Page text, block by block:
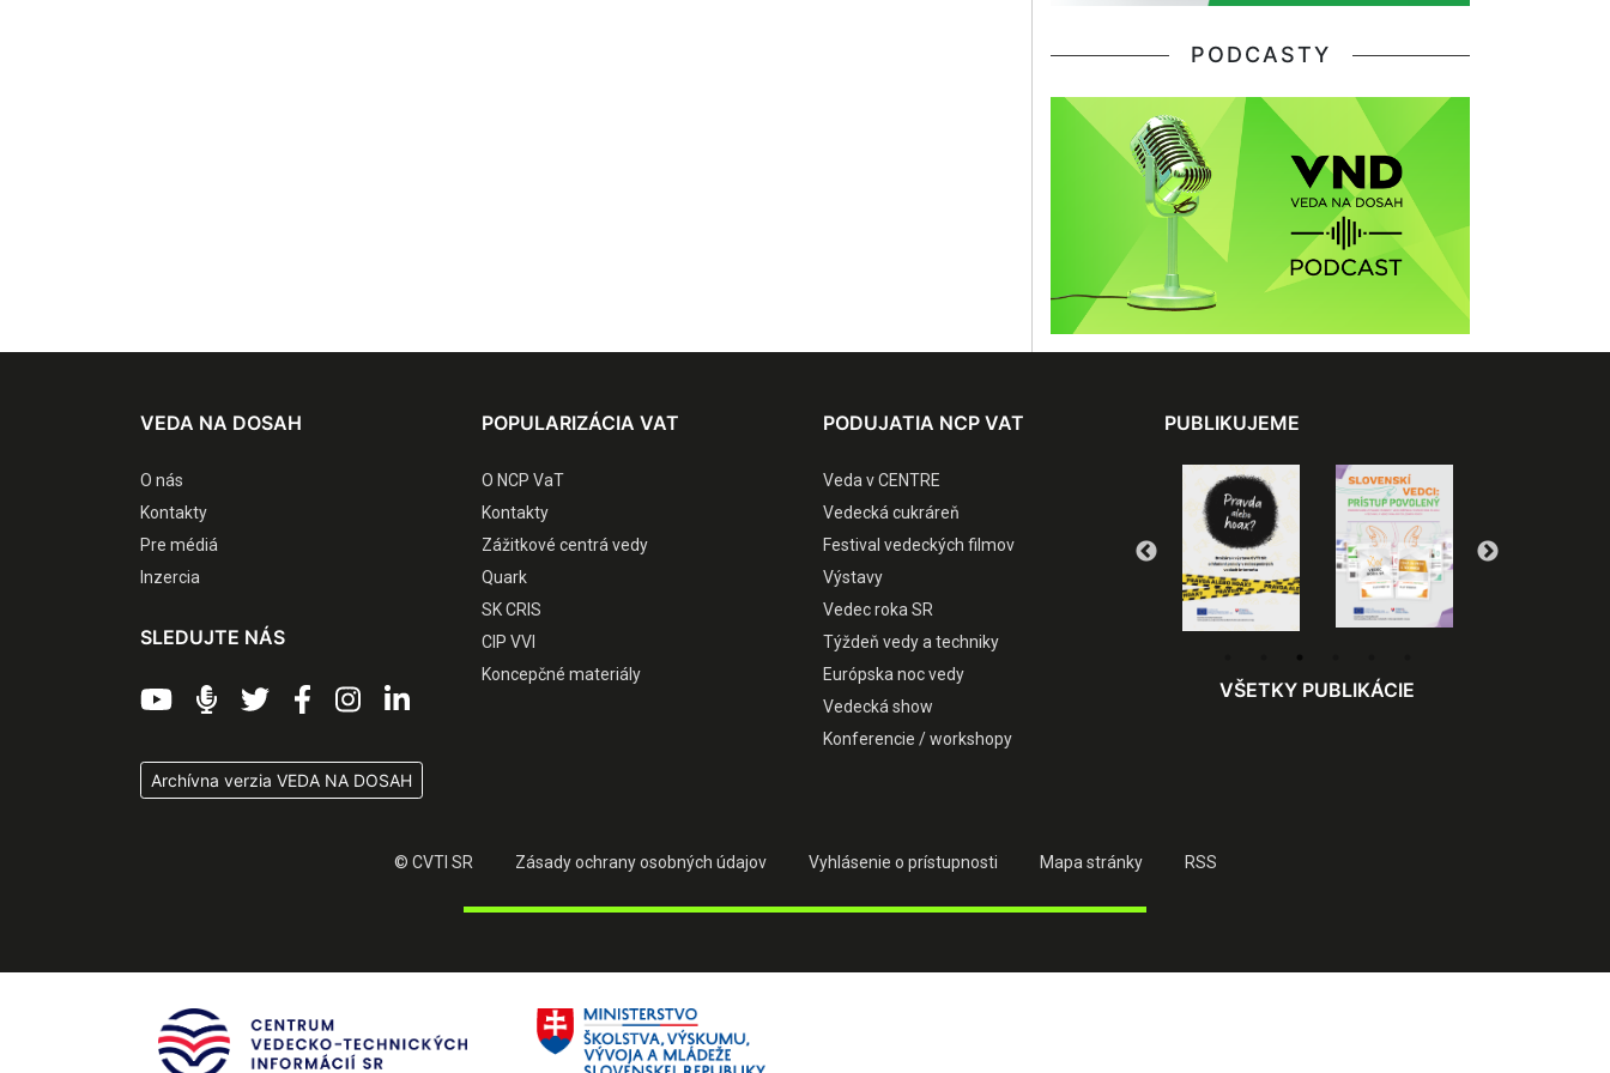
PODCASTY
VEDA NA DOSAH
O nás
Kontakty
Pre médiá
Inzercia
SLEDUJTE NÁS
Archívna verzia VEDA NA DOSAH
POPULARIZÁCIA VAT
O NCP VaT
Kontakty
Zážitkové centrá vedy
Quark
SK CRIS
CIP VVI
Koncepčné materiály
PODUJATIA NCP VAT
Veda v CENTRE
Vedecká cukráreň
Festival vedeckých filmov
Výstavy
Vedec roka SR
Týždeň vedy a techniky
Európska noc vedy
Vedecká show
Konferencie / workshopy
PUBLIKUJEME
VŠETKY PUBLIKÁCIE
© CVTI SR Zásady ochrany osobných údajov Vyhlásenie o prístupnosti Mapa stránky RSS